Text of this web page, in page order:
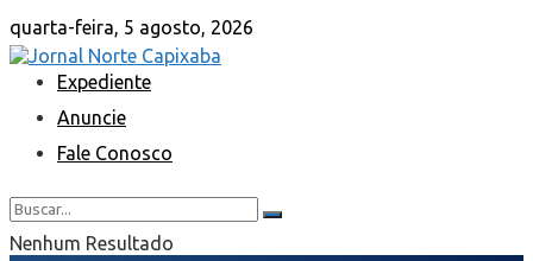
quarta-feira, 5 agosto, 2026
Expediente
Anuncie
Fale Conosco
Nenhum Resultado